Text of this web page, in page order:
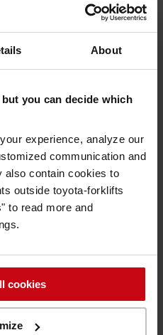
About
you can decide which
experience, analyze our
communication and
also contain cookies to
outside toyota-forklifts
to read more and
cookies
väg eller allmän väg?